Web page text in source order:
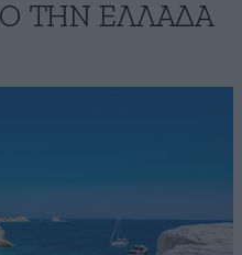
ΤΗΝ ΕΛΛΑΔΑ